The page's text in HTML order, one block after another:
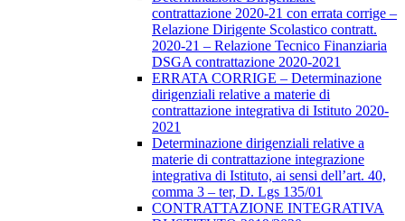
contrattazione 2020-21 con errata corrige –
Relazione Dirigente Scolastico contratt.
2020-21 – Relazione Tecnico Finanziaria
DSGA contrattazione 2020-2021
ERRATA CORRIGE – Determinazione
dirigenziali relative a materie di
contrattazione integrativa di Istituto 2020-
2021
Determinazione dirigenziali relative a
materie di contrattazione integrazione
integrativa di Istituto, ai sensi dell’art. 40,
comma 3 – ter, D. Lgs 135/01
CONTRATTAZIONE INTEGRATIVA